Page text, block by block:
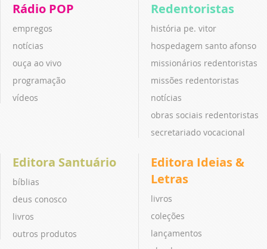
Rádio POP
empregos
notícias
ouça ao vivo
programação
vídeos
Redentoristas
história pe. vitor
hospedagem santo afonso
missionários redentoristas
missões redentoristas
notícias
obras sociais redentoristas
secretariado vocacional
Editora Santuário
bíblias
deus conosco
livros
outros produtos
Editora Ideias &
Letras
livros
coleções
lançamentos